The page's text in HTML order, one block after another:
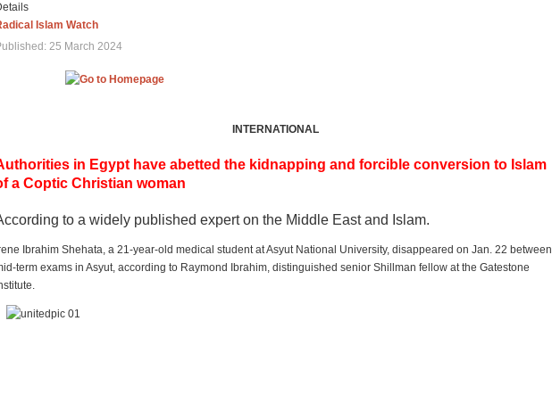
Islam Watch
25 March 2024
INTERNATIONAL
in Egypt have abetted the kidnapping and forcible conversion to Islam
a Coptic Christian woman
to a widely published expert on the Middle East and Islam.
Ibrahim Shehata, a 21-year-old medical student at Asyut National University, disappeared on Jan. 22 between
term exams in Asyut, according to Raymond Ibrahim, distinguished senior Shillman fellow at the Gatestone